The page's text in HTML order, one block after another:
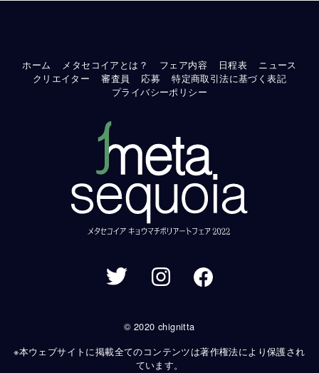
ホーム メタセコイアとは？ フェア内容 日程表
ニュース
クリエイター
審査員 応募
特定商取引法に基づく表記
プライバシーポリシー
© 2020 chignitta
※本ウェブサイトに掲載全てのコンテンツは著作権法により保護され
ています。